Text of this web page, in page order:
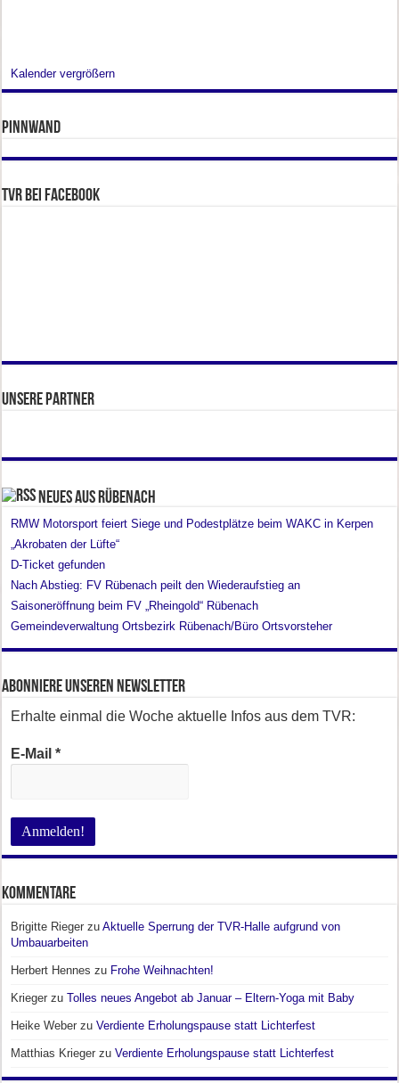
Kalender vergrößern
Pinnwand
TVR bei facebook
Unsere Partner
Neues aus Rübenach
RMW Motorsport feiert Siege und Podestplätze beim WAKC in Kerpen
„Akrobaten der Lüfte“
D-Ticket gefunden
Nach Abstieg: FV Rübenach peilt den Wiederaufstieg an
Saisoneröffnung beim FV „Rheingold“ Rübenach
Gemeindeverwaltung Ortsbezirk Rübenach/Büro Ortsvorsteher
Abonniere unseren Newsletter
Erhalte einmal die Woche aktuelle Infos aus dem TVR:
E-Mail*
Kommentare
Brigitte Rieger zuAktuelle Sperrung der TVR-Halle aufgrund von
Umbauarbeiten
Herbert Hennes zu Frohe Weihnachten!
Krieger zuTolles neues Angebot ab Januar – Eltern-Yoga mit Baby
Heike Weber zuVerdiente Erholungspause statt Lichterfest
Matthias Krieger zuVerdiente Erholungspause statt Lichterfest